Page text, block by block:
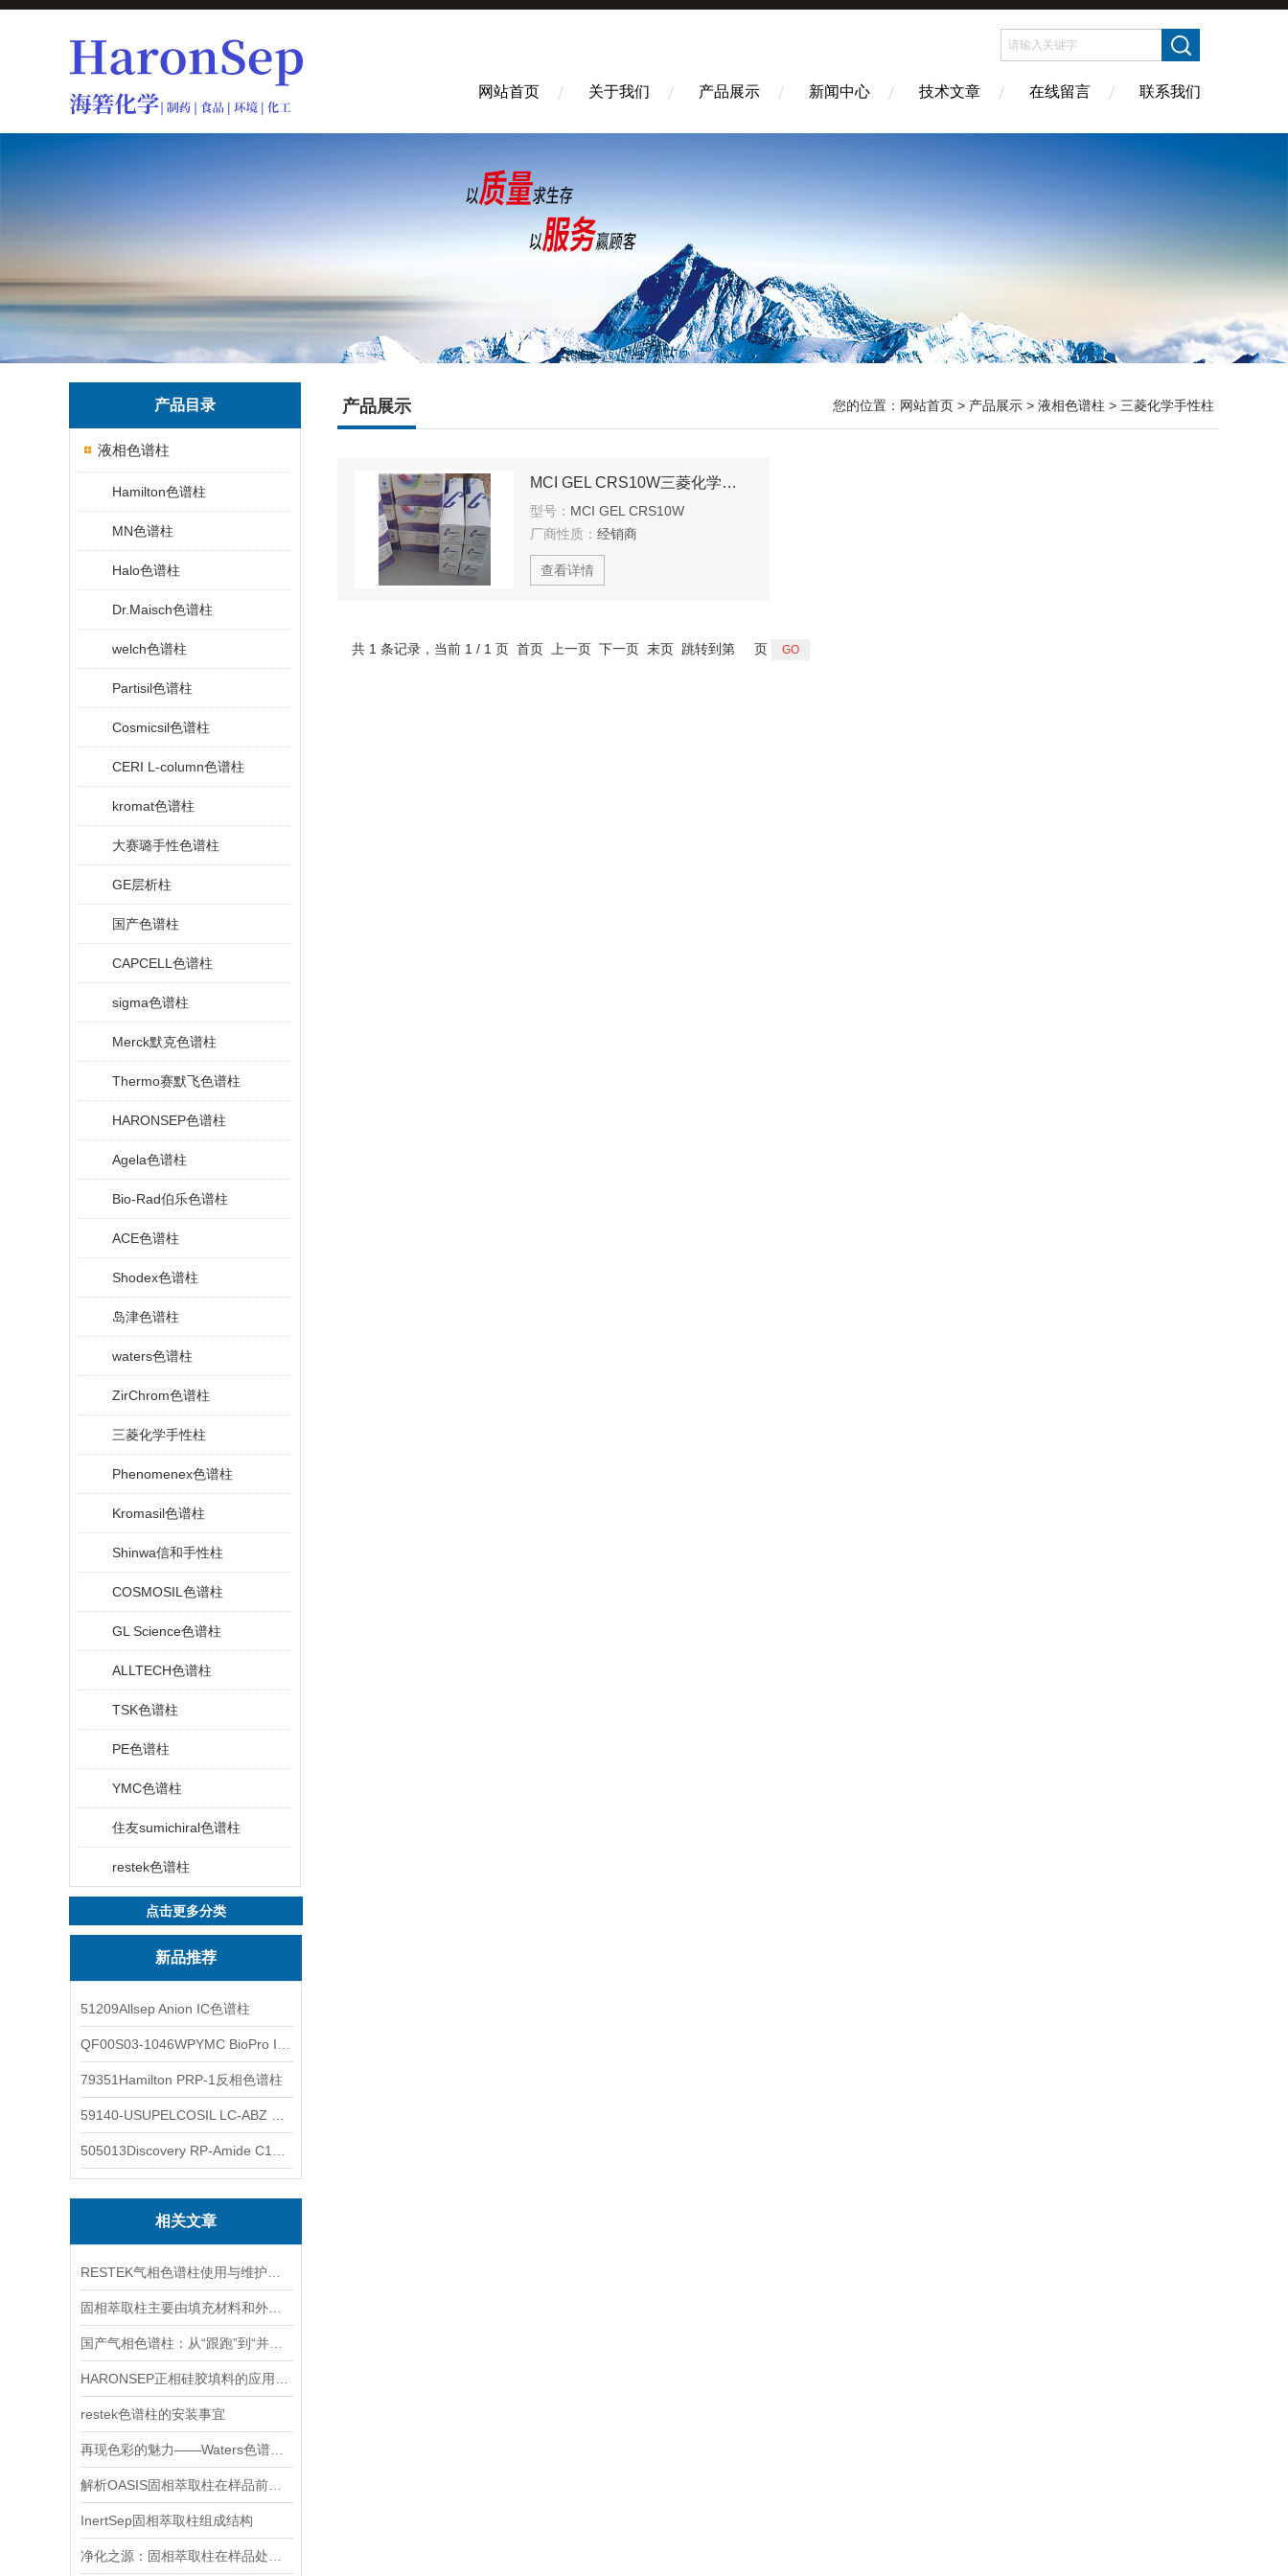
网站首页 关于我们 产品展示 新闻中心 技术文章 在线留言 联系我们
产品目录
液相色谱柱
Hamilton色谱柱
MN色谱柱
Halo色谱柱
Dr.Maisch色谱柱
welch色谱柱
Partisil色谱柱
Cosmicsil色谱柱
CERI L-column色谱柱
kromat色谱柱
大赛璐手性色谱柱
GE层析柱
国产色谱柱
CAPCELL色谱柱
sigma色谱柱
Merck默克色谱柱
Thermo赛默飞色谱柱
HARONSEP色谱柱
Agela色谱柱
Bio-Rad伯乐色谱柱
ACE色谱柱
Shodex色谱柱
岛津色谱柱
waters色谱柱
ZirChrom色谱柱
三菱化学手性柱
Phenomenex色谱柱
Kromasil色谱柱
Shinwa信和手性柱
COSMOSIL色谱柱
GL Science色谱柱
ALLTECH色谱柱
TSK色谱柱
PE色谱柱
YMC色谱柱
住友sumichiral色谱柱
restek色谱柱
点击更多分类
新品推荐
51209Allsep Anion IC色谱柱
79351Hamilton PRP-1反相色谱柱
相关文章
restek色谱柱的安装事宜
InertSep固相萃取柱组成结构
产品展示 您的位置： 网站首页 > 产品展示 > 液相色谱柱 > 三菱化学手性柱
MCI GEL CRS10W三菱化学配位交换手性色谱柱
型号： MCI GEL CRS10W
厂商性质： 经销商
查看详情
共 1 条记录，当前 1 / 1 页 首页 上一页 下一页 末页 跳转到第 页